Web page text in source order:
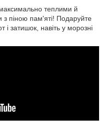
теплими й
з піною пам'яті! Подаруйте
затишок, навіть у морозні